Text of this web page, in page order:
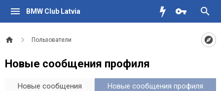
BMW Club Latvia
Пользователи
Новые сообщения профиля
Новые сообщения Новые сообщения профиля